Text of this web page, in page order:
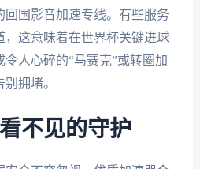
国影音加速专线。有些服务
，这意味着在世界杯关键进球
人心碎的“马赛克”或转圈加
拥堵。
不见的守护